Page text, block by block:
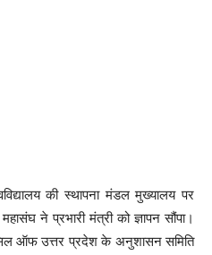
की स्थापना मंडल मुख्यालय पर
ने प्रभारी मंत्री को ज्ञापन सौंपा।
ऑफ उत्तर प्रदेश के अनुशासन समिति